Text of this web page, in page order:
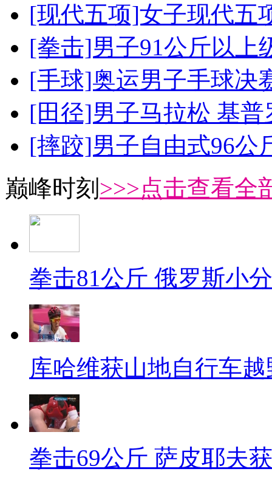
[现代五项]女子现代五
[拳击]男子91公斤以上
[手球]奥运男子手球决
[田径]男子马拉松 基
[摔跤]男子自由式96公
巅峰时刻 >>>点击查看全
拳击81公斤 俄罗斯小
库哈维获山地自行车
拳击69公斤 萨皮耶夫